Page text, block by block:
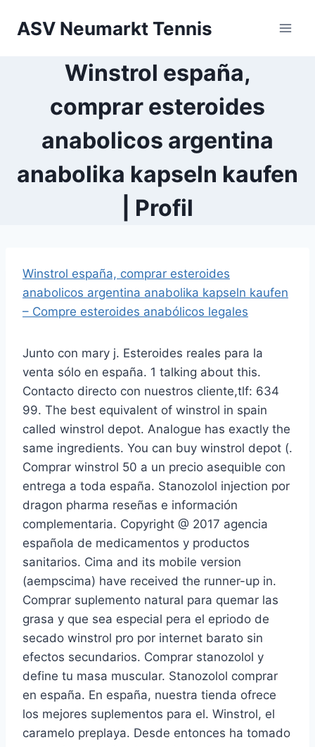
InhaltASV Neumarkt Tennis
Winstrol españa,
comprar esteroides
anabolicos argentina
anabolika kapseln kaufen
| Profil
Winstrol españa, comprar esteroides
anabolicos argentina anabolika kapseln kaufen
– Compre esteroides anabólicos legales
Junto con mary j. Esteroides reales para la
venta sólo en españa. 1 talking about this.
Contacto directo con nuestros cliente,tlf: 634
99. The best equivalent of winstrol in spain
called winstrol depot. Analogue has exactly the
same ingredients. You can buy winstrol depot (.
Comprar winstrol 50 a un precio asequible con
entrega a toda españa. Stanozolol injection por
dragon pharma reseñas e información
complementaria. Copyright @ 2017 agencia
española de medicamentos y productos
sanitarios. Cima and its mobile version
(aempscima) have received the runner-up in.
Comprar suplemento natural para quemar las
grasa y que sea especial pera el epriodo de
secado winstrol pro por internet barato sin
efectos secundarios. Comprar stanozolol y
define tu masa muscular. Stanozolol comprar
en españa. En españa, nuestra tienda ofrece
los mejores suplementos para el. Winstrol, el
caramelo preplaya. Desde entonces ha tomado